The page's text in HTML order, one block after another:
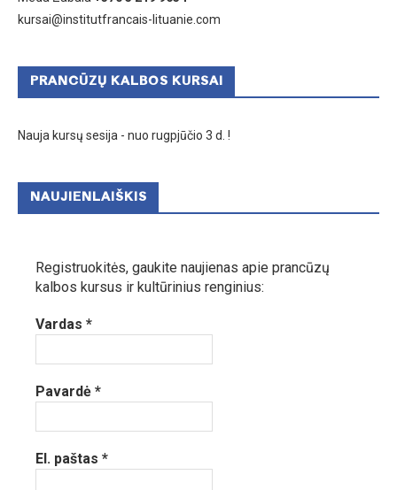
kursai@institutfrancais-lituanie.com
PRANCŪZŲ KALBOS KURSAI
Nauja kursų sesija - nuo rugpjūčio 3 d. !
NAUJIENLAIŠKIS
Registruokitės, gaukite naujienas apie prancūzų
kalbos kursus ir kultūrinius renginius:
Vardas *
Pavardė *
El. paštas *